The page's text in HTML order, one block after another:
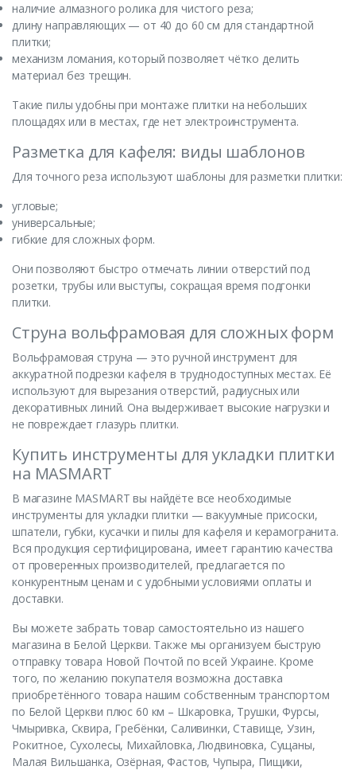
наличие алмазного ролика для чистого реза;
длину направляющих — от 40 до 60 см для стандартной
плитки;
механизм ломания, который позволяет чётко делить
материал без трещин.
Такие пилы удобны при монтаже плитки на небольших
площадях или в местах, где нет электроинструмента.
Разметка для кафеля: виды шаблонов
Для точного реза используют шаблоны для разметки плитки:
угловые;
универсальные;
гибкие для сложных форм.
Они позволяют быстро отмечать линии отверстий под
розетки, трубы или выступы, сокращая время подгонки
плитки.
Струна вольфрамовая для сложных форм
Вольфрамовая струна — это ручной инструмент для
аккуратной подрезки кафеля в труднодоступных местах. Её
используют для вырезания отверстий, радиусных или
декоративных линий. Она выдерживает высокие нагрузки и
не повреждает глазурь плитки.
Купить инструменты для укладки плитки
на MASMART
В магазине MASMART вы найдёте все необходимые
инструменты для укладки плитки — вакуумные присоски,
шпатели, губки, кусачки и пилы для кафеля и керамогранита.
Вся продукция сертифицирована, имеет гарантию качества
от проверенных производителей, предлагается по
конкурентным ценам и с удобными условиями оплаты и
доставки.
Вы можете забрать товар самостоятельно из нашего
магазина в Белой Церкви. Также мы организуем быструю
отправку товара Новой Почтой по всей Украине. Кроме
того, по желанию покупателя возможна доставка
приобретённого товара нашим собственным транспортом
по Белой Церкви плюс 60 км – Шкаровка, Трушки, Фурсы,
Чмыривка, Сквира, Гребёнки, Саливинки, Ставище, Узин,
Рокитное, Сухолесы, Михайловка, Людвиновка, Сущаны,
Малая Вильшанка, Озёрная, Фастов, Чупыра, Пищики,